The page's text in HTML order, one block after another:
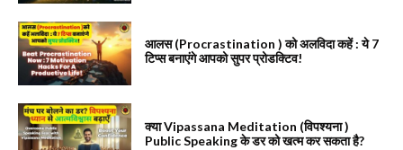
आलस (Procrastination ) को अलविदा कहें : ये 7
टिप्स बनाएंगे आपको सुपर प्रोडक्टिव!
क्या Vipassana Meditation (विपश्यना )
Public Speaking के डर को खत्म कर सकता है?